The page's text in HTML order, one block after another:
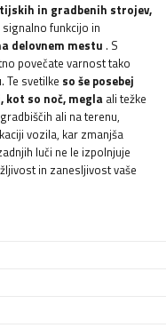
in gradbenih strojev,
funkcijo in
delovnem mestu . S
povečate varnost tako
Te svetilke so še posebej
kot so noč, megla ali težke
ali na terenu,
vozila, kar zmanjša
luči ne le izpolnjuje
in zanesljivost vaše